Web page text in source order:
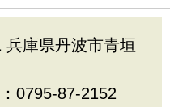
庫県丹波市青垣
0795-87-2152